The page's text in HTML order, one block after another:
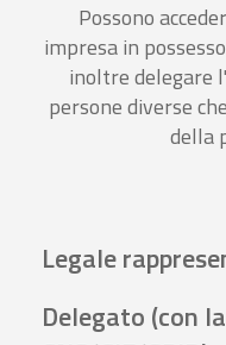
Possono
impresa in
inoltre delegare
persone diverse
della
Legale
Delegato (con